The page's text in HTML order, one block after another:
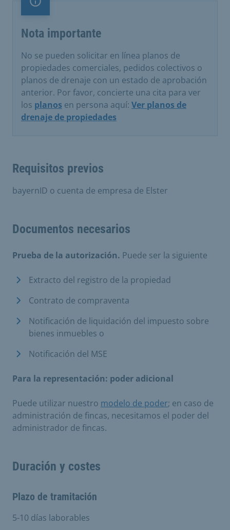
Nota importante
Nota importante
No se pueden solicitar en línea planos de
propiedades comerciales, pedidos colectivos o
planos de drenaje con un estado de aprobación
anterior. Por favor, concierte una cita para ver
los planos en persona aquí: Ver planos de
drenaje de propiedades
Requisitos previos
bayernID o cuenta de empresa de Elster
Documentos necesarios
Prueba de la autorización. Puede ser la siguiente
Extracto del registro de la propiedad
Contrato de compraventa
Notificación de liquidación del impuesto sobre
bienes inmuebles o
Notificación del MSE
Para la representación: poder adicional
Puede utilizar nuestro modelo de poder; en caso de
administración de fincas, necesitamos el poder del
administrador de fincas.
Duración y costes
Plazo de tramitación
5-10 días laborables